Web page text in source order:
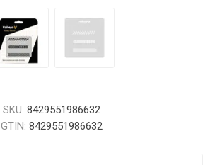
SKU: 8429551986632
GTIN: 8429551986632